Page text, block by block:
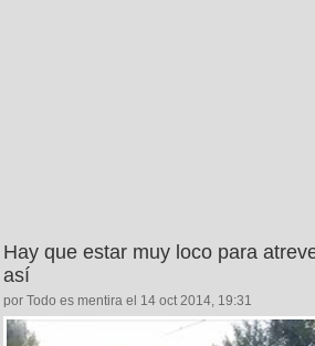
Hay que estar muy loco para
así
por Todo es mentira el 14 oct 2014, 19:31